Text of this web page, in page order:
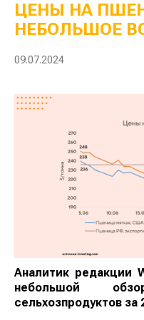
ЦЕНЫ НА
НЕБОЛЬШОЕ
09.07.2024
Аналитик редакции
небольшой
сельхозпродуктов за